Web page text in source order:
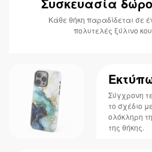
Κάθε θήκη παραδίδεται σε
πολυτελές ξύλινο
Σύγχρονη
το σχέδιο
ολόκληρη
της θήκης.